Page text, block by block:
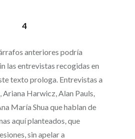
4
anteriores podría
las entrevistas recogidas en
texto prologa. Entrevistas a
Harwicz, Alan Pauls,
María Shua que hablan de
aquí planteados, que
sin apelar a